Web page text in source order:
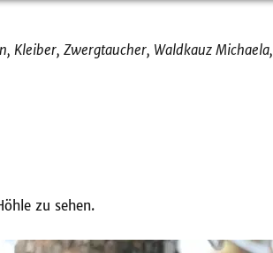
Kleiber, Zwergtaucher, Waldkauz Michaela,
zu sehen.